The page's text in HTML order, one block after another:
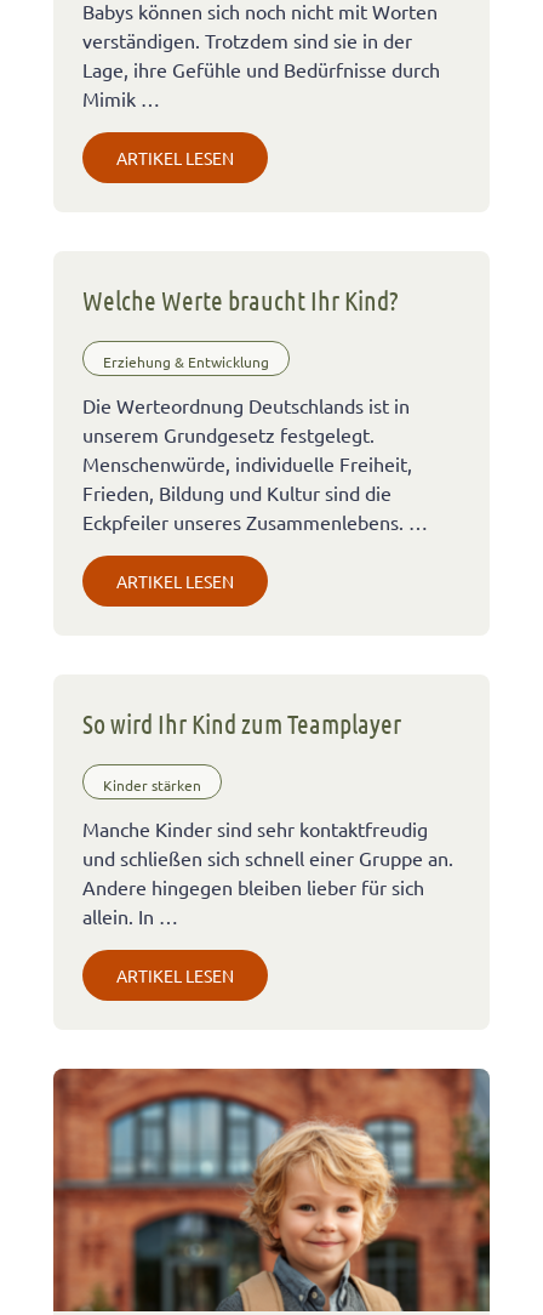
Babys können sich noch nicht mit Worten
verständigen. Trotzdem sind sie in der
Lage, ihre Gefühle und Bedürfnisse durch
Mimik …
ARTIKEL LESEN
Welche Werte braucht Ihr Kind?
Erziehung & Entwicklung
Die Werteordnung Deutschlands ist in
unserem Grundgesetz festgelegt.
Menschenwürde, individuelle Freiheit,
Frieden, Bildung und Kultur sind die
Eckpfeiler unseres Zusammenlebens. …
ARTIKEL LESEN
So wird Ihr Kind zum Teamplayer
Kinder stärken
Manche Kinder sind sehr kontaktfreudig
und schließen sich schnell einer Gruppe an.
Andere hingegen bleiben lieber für sich
allein. In …
ARTIKEL LESEN